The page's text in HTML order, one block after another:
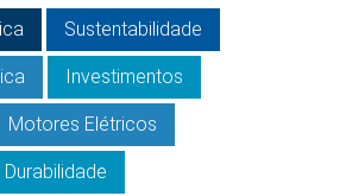
Sustentabilidade
Investimentos
Motores Elétricos
Durabilidade